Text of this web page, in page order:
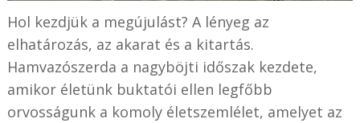
Hol kezdjük a megújulást? A lényeg az
elhatározás, az akarat és a kitartás.
Hamvazószerda a nagyböjti időszak kezdete,
amikor életünk buktatói ellen legfőbb
orvosságunk a komoly életszemlélet, amelyet az